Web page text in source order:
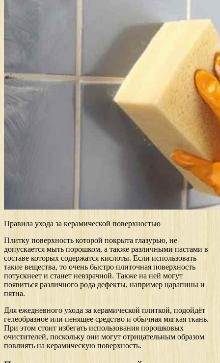
Правила ухода за керамической поверхностью
Плитку поверхность которой покрыта глазурью, не
допускается мыть порошком, а также различными пастами в
составе которых содержатся кислоты. Если использовать
такие вещества, то очень быстро плиточная поверхность
потускнеет и станет невзрачной. Также на ней могут
появиться различного рода дефекты, например царапины и
пятна.
Для ежедневного ухода за керамической плиткой, подойдёт
гелеобразное или пенящее средство и обычная мягкая ткань.
При этом стоит избегать использования порошковых
очистителей, поскольку они могут отрицательным образом
повлиять на керамическую поверхность.